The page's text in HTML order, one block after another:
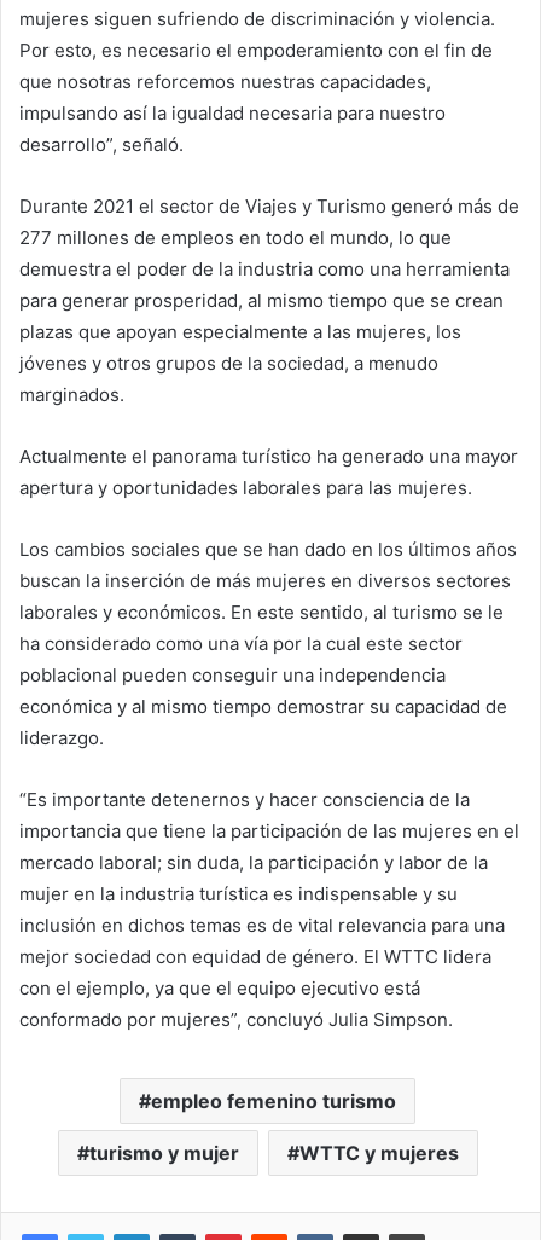
mujeres siguen sufriendo de discriminación y violencia.
Por esto, es necesario el empoderamiento con el fin de
que nosotras reforcemos nuestras capacidades,
impulsando así la igualdad necesaria para nuestro
desarrollo”, señaló.
Durante 2021 el sector de Viajes y Turismo generó más de
277 millones de empleos en todo el mundo, lo que
demuestra el poder de la industria como una herramienta
para generar prosperidad, al mismo tiempo que se crean
plazas que apoyan especialmente a las mujeres, los
jóvenes y otros grupos de la sociedad, a menudo
marginados.
Actualmente el panorama turístico ha generado una mayor
apertura y oportunidades laborales para las mujeres.
Los cambios sociales que se han dado en los últimos años
buscan la inserción de más mujeres en diversos sectores
laborales y económicos. En este sentido, al turismo se le
ha considerado como una vía por la cual este sector
poblacional pueden conseguir una independencia
económica y al mismo tiempo demostrar su capacidad de
liderazgo.
“Es importante detenernos y hacer consciencia de la
importancia que tiene la participación de las mujeres en el
mercado laboral; sin duda, la participación y labor de la
mujer en la industria turística es indispensable y su
inclusión en dichos temas es de vital relevancia para una
mejor sociedad con equidad de género. El WTTC lidera
con el ejemplo, ya que el equipo ejecutivo está
conformado por mujeres”, concluyó Julia Simpson.
empleo femenino turismo
turismo y mujer WTTC y mujeres